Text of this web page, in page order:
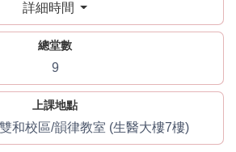
詳細時間
總堂數
9
上課地點
和校區/韻律教室 (生醫大樓7樓)